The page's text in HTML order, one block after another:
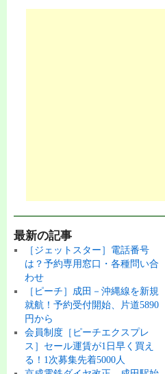
最新の記事
［ジェットスター］電話番号
は？予約専用窓口・各種問い合
わせ
［ピーチ］成田－沖縄線を新規
就航！予約受付開始、片道5890
円から
会員制度［ピーチエクスプレ
ス］セール運賃が1日早く買え
る！1次募集先着5000人